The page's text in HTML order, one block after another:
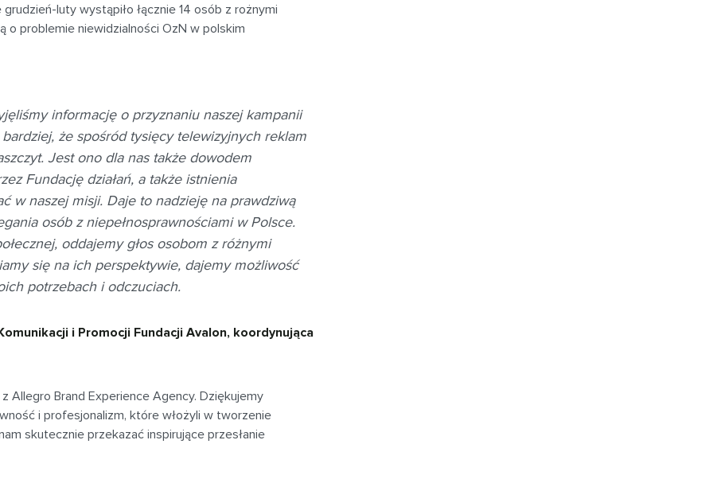
luty wystąpiło łącznie 14 osób z rożnymi
o problemie niewidzialności OzN w polskim
informację o przyznaniu naszej kampanii
że spośród tysięcy telewizyjnych reklam
Jest ono dla nas także dowodem
Fundację działań, a także istnienia
w naszej misji. Daje to nadzieję na prawdziwą
osób z niepełnosprawnościami w Polsce.
oddajemy głos osobom z różnymi
się na ich perspektywie, dajemy możliwość
potrzebach i odczuciach.
i Promocji Fundacji Avalon, koordynująca
Allegro Brand Experience Agency. Dziękujemy
i profesjonalizm, które włożyli w tworzenie
skutecznie przekazać inspirujące przesłanie